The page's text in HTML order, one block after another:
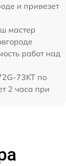
и привезет
мастер
работ над
73KT по
2 часа при